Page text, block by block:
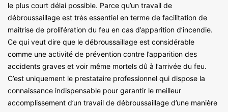
le plus court délai possible. Parce qu’un travail de
débroussaillage est très essentiel en terme de facilitation de
maitrise de prolifération du feu en cas d’apparition d’incendie.
Ce qui veut dire que le débroussaillage est considérable
comme une activité de prévention contre l’apparition des
accidents graves et voir même mortels dû à l’arrivée du feu.
C’est uniquement le prestataire professionnel qui dispose la
connaissance indispensable pour garantir le meilleur
accomplissement d’un travail de débroussaillage d’une manière